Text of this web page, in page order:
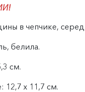
в чепчике,
белила.
см.
12,7 х 11,7 см.